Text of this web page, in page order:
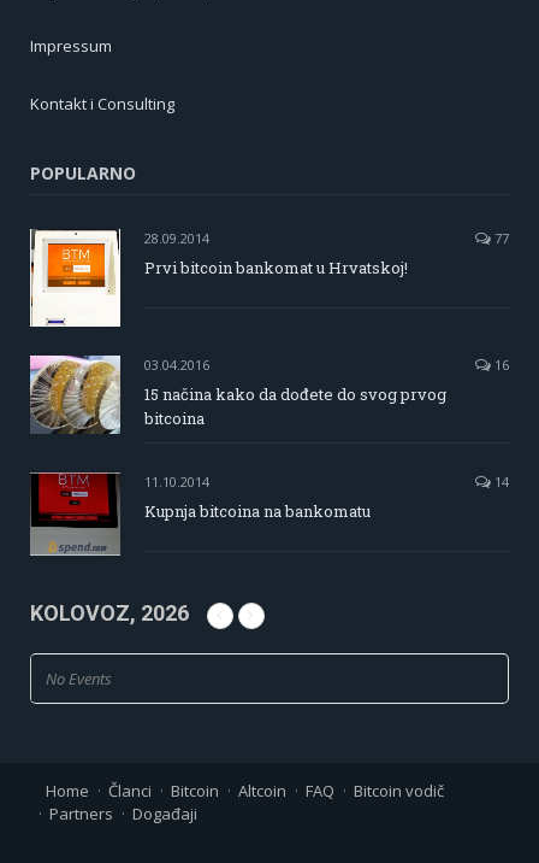
Impressum
Kontakt i Consulting
POPULARNO
28.09.2014 77
Prvi bitcoin bankomat u Hrvatskoj!
03.04.2016 16
15 načina kako da dođete do svog prvog
bitcoina
11.10.2014 14
Kupnja bitcoina na bankomatu
KOLOVOZ, 2026
No Events
Home Članci Bitcoin Altcoin FAQ
Bitcoin vodič
Partners
Događaji